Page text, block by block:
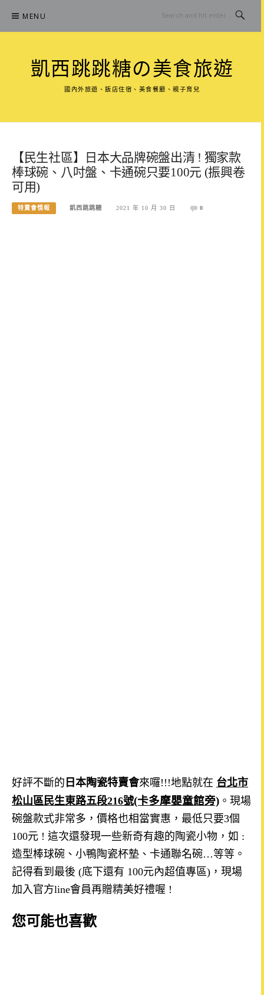
content
MENU
凱西跳跳糖の美食旅遊
國內外旅遊、飯店住宿、美食餐廳、親子育兒
【民生社區】日本大品牌碗盤出清 ! 獨家款
棒球碗、八吋盤、卡通碗只要100元 (振興卷
可用)
特賣會情報 凱西跳跳糖 2021 年 10 月 30 日 0
好評不斷的 日本陶瓷特賣會來囉!!!地點就在 台北市
松山區民生東路五段216號(卡多摩嬰童館旁) 。現場
碗盤款式非常多，價格也相當實惠，最低只要3個
100元 ! 這次還發現一些新奇有趣的陶瓷小物，如 :
造型棒球碗、小鴨陶瓷杯墊、卡通聯名碗…等等。
記得看到最後 (底下還有 100元內超值專區)，現場
加入官方line會員再贈精美好禮喔 !
您可能也喜歡